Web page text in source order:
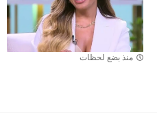
منذ بضع لحظات